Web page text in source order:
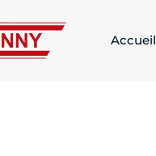
Accueil